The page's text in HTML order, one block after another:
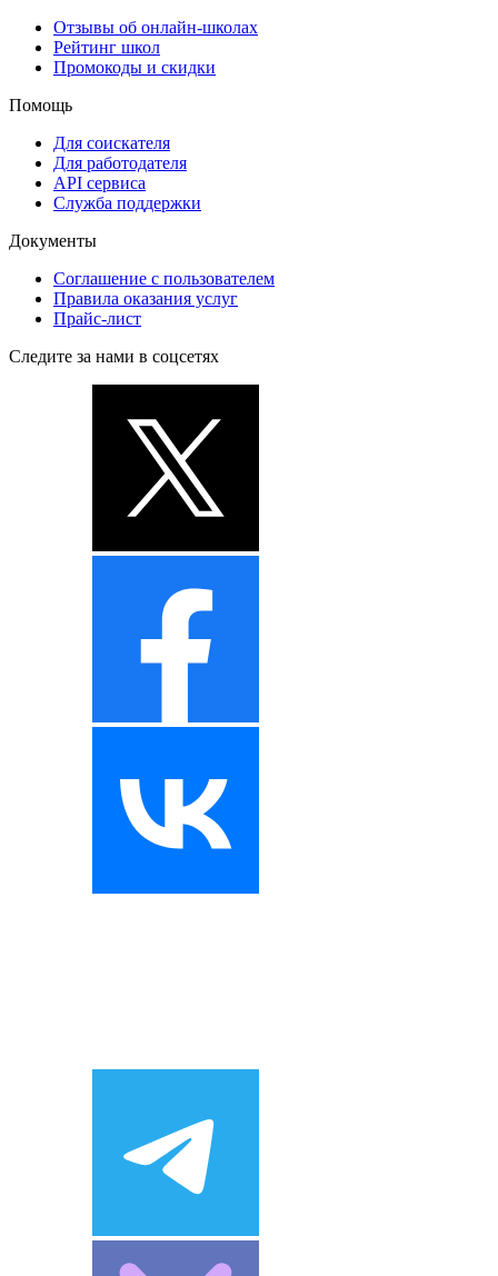
Отзывы об онлайн-школах
Рейтинг школ
Промокоды и скидки
Помощь
Для соискателя
Для работодателя
API сервиса
Служба поддержки
Документы
Соглашение с пользователем
Правила оказания услуг
Прайс-лист
Следите за нами в соцсетях